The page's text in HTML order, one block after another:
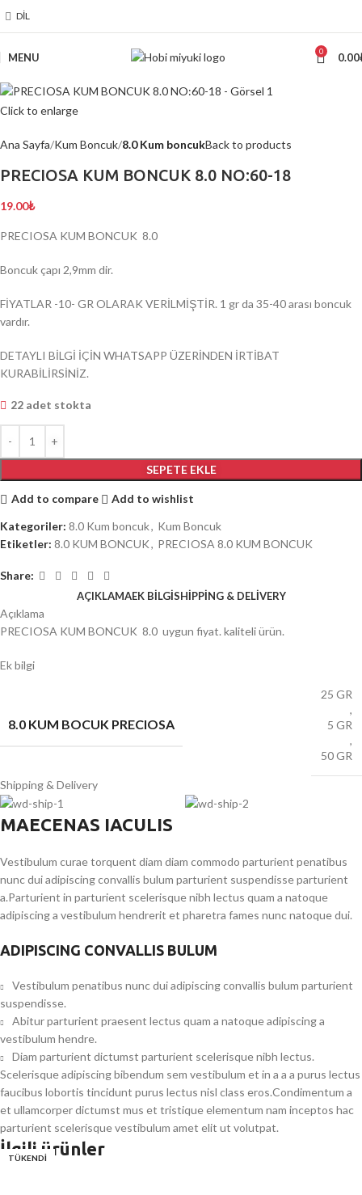
DIL
MENU 0 0.00
Click to enlarge
Ana Sayfa Kum Boncuk 8.0 Kum boncukBack to products
PRECIOSA KUM BONCUK 8.0 NO:60-18
19.00₺
PRECIOSA KUM BONCUK 8.0
Boncuk çapı 2,9mm dir.
FİYATLAR -10- GR OLARAK VERİLMİŞTİR. 1 gr da 35-40 arası boncuk
vardır.
DETAYLI BİLGİ İÇİN WHATSAPP ÜZERİNDEN İRTİBAT
KURABİLİRSİNİZ.
22 adet stokta
SEPETE EKLE
Add to compare
Add to wishlist
Kategoriler: 8.0 Kum boncuk, Kum Boncuk
Etiketler: 8.0 KUM BONCUK, PRECIOSA 8.0 KUM BONCUK
Share:
AÇIKLAMAEK BILGISHIPPING & DELIVERY
Açıklama
PRECIOSA KUM BONCUK 8.0 uygun fiyat. kaliteli ürün.
Ek bilgi
8.0 KUM BOCUK PRECIOSA
25 GR
,
5 GR
,
50 GR
Shipping & Delivery
MAECENAS IACULIS
Vestibulum curae torquent diam diam commodo parturient penatibus
nunc dui adipiscing convallis bulum parturient suspendisse parturient
a.Parturient in parturient scelerisque nibh lectus quam a natoque
adipiscing a vestibulum hendrerit et pharetra fames nunc natoque dui.
ADIPISCING CONVALLIS BULUM
Vestibulum penatibus nunc dui adipiscing convallis bulum parturient
suspendisse.
Abitur parturient praesent lectus quam a natoque adipiscing a
vestibulum hendre.
Diam parturient dictumst parturient scelerisque nibh lectus.
Scelerisque adipiscing bibendum sem vestibulum et in a a a purus lectus
faucibus lobortis tincidunt purus lectus nisl class eros.Condimentum a
et ullamcorper dictumst mus et tristique elementum nam inceptos hac
parturient scelerisque vestibulum amet elit ut volutpat.
İlgili ürünler
TÜKENDİ